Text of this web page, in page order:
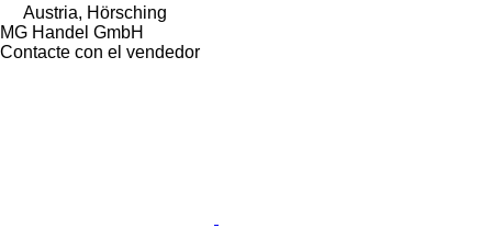
Austria, Hörsching
MG Handel GmbH
Contacte con el vendedor